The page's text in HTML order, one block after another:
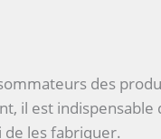
des
il est indispensable
de les fabriquer.